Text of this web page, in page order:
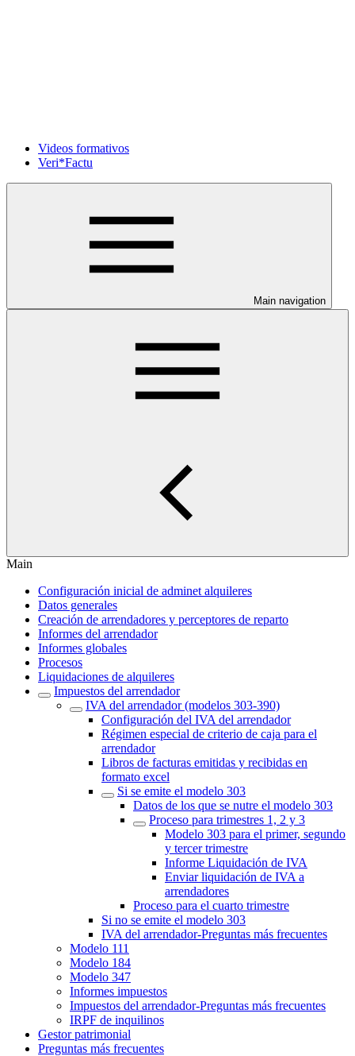
Videos formativos
Veri*Factu
Main navigation
Main
Configuración inicial de adminet alquileres
Datos generales
Creación de arrendadores y perceptores de reparto
Informes del arrendador
Informes globales
Procesos
Liquidaciones de alquileres
Impuestos del arrendador
IVA del arrendador (modelos 303-390)
Configuración del IVA del arrendador
Régimen especial de criterio de caja para el
arrendador
Libros de facturas emitidas y recibidas en
formato excel
Si se emite el modelo 303
Datos de los que se nutre el modelo 303
Proceso para trimestres 1, 2 y 3
Modelo 303 para el primer, segundo
y tercer trimestre
Informe Liquidación de IVA
Enviar liquidación de IVA a
arrendadores
Proceso para el cuarto trimestre
Si no se emite el modelo 303
‎IVA del arrendador‎-Preguntas más frecuentes‎
Modelo 111
Modelo 184
Modelo 347
Informes impuestos
Impuestos del arrendador‎-Preguntas más frecuentes‎
IRPF de inquilinos
Gestor patrimonial
Preguntas más frecuentes